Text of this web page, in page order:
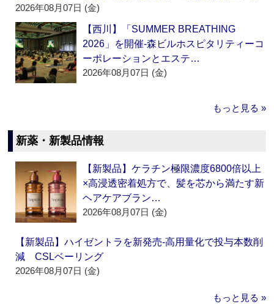
2026年08月07日 (金)
【西川】「SUMMER BREATHING
2026」を開催‐森ビルホスピタリティーコ
ーポレーションとエステ…
2026年08月07日 (金)
もっと見る »
新薬・新製品情報
【新製品】ケラチン極限濃度6800倍以上
×高浸透密着処方で、髪を芯から満たす新
ヘアケアブラン…
2026年08月07日 (金)
【新製品】ハイゼントラを新発売‐高用量化で投与本数削
減 CSLベーリング
2026年08月07日 (金)
もっと見る »